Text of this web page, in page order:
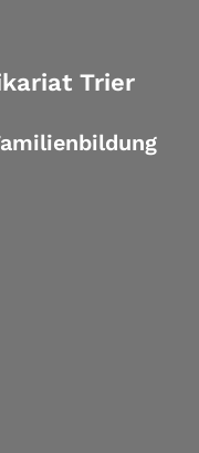
Trier
auf Facebook
Leben auf